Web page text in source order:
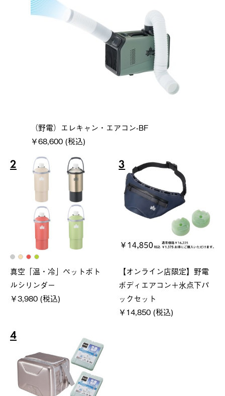
（野電）エレキャン・エアコン-BF
￥68,600 (税込)
2
真空「温・冷」ペットボト
ルシリンダー
￥3,980 (税込)
3
【オンライン店限定】野電
ボディエアコン＋氷点下パ
ックセット
￥14,850 (税込)
4